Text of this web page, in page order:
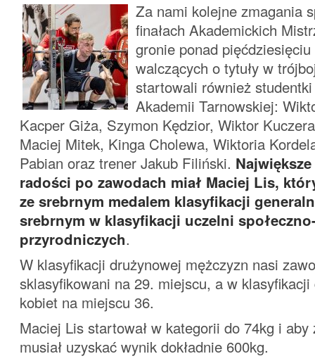
Za nami kolejne zmagania
finałach Akademickich
gronie ponad
walczących o tytuły w
startowali również
Akademii Tarnowskiej:
Kacper Giża, Szymon Kędzior, Wiktor
Maciej Mitek, Kinga Cholewa, Wiktoria
Pabian oraz trener Jakub Filiński.
radości po zawodach miał Maciej Lis,
ze srebrnym medalem klasyfikacji
srebrnym w klasyfikacji uczelni
przyrodniczych.
W klasyfikacji drużynowej mężczyzn nasi
sklasyfikowani na 29. miejscu, a w
kobiet na miejscu 36.
Maciej Lis startował w kategorii do 74kg i aby
musiał uzyskać wynik dokładnie 600kg.